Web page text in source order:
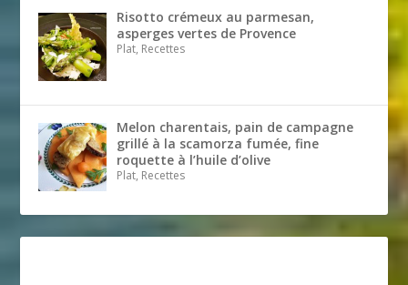
Risotto crémeux au parmesan,
asperges vertes de Provence
Plat, Recettes
Melon charentais, pain de campagne
grillé à la scamorza fumée, fine
roquette à l’huile d’olive
Plat, Recettes